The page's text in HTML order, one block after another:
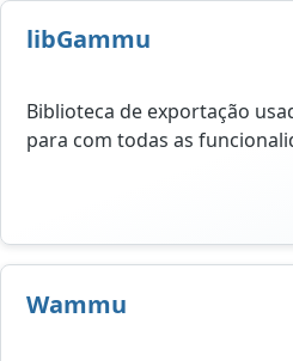
libGammu
Biblioteca de exportação
para com todas as
Wammu